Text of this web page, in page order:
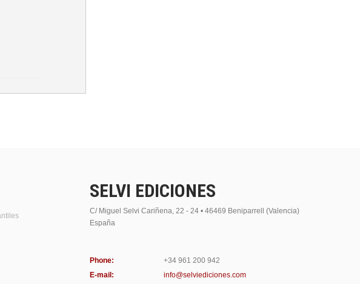
SELVI EDICIONES
C/ Miguel Selvi Cariñena, 22 - 24 • 46469 Beniparrell (Valencia)
España
Phone:
+34 961 200 942
E-mail:
info@selviediciones.com